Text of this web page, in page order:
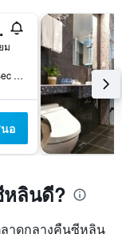
นด์
ม
1 Zhongshan N Road Sec 4, ไทเป, ไต้หวัน
อ
ลินดี?
าดกลางคืนซีหลิน